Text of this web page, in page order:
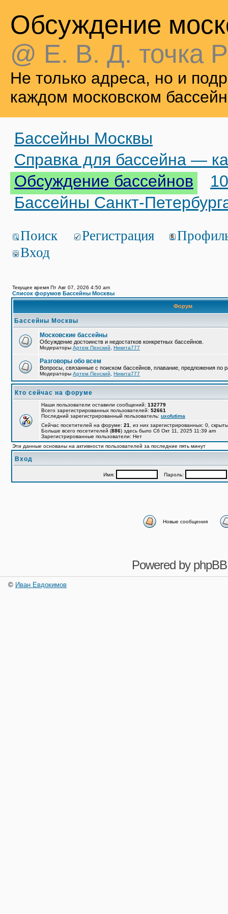
Обсуждение
@ Е. В. Д. точка
Не только адреса, но и
каждом московском
Бассейны Москвы
Справка для бассейна —
Обсуждение бассейнов
Бассейны Санкт-
Поиск Регистрация
Вход
Текущее время Пт Авг 07, 2026 4:50 am
Список форумов Бассейны Москвы
Форум
Бассейны Москвы
Московские бассейны
Обсуждение достоинств и недостатков конкретных бассейнов.
Модераторы Артем Пенский Никита777
Разговоры обо всем
Вопросы, связанные с поиском бассейнов, плавание, предложения по
Модераторы Артем Пенский Никита777
Кто сейчас на форуме
Наши пользователи оставили сообщений: 132779
Всего зарегистрированных пользователей: 52661
Последний зарегистрированный пользователь: uxofutima
Сейчас посетителей на форуме: 21
, из них зарегистрированных: 0,
Больше всего посетителей (886) здесь было Сб Окт 11, 2025 11:39 am
Зарегистрированные пользователи: Нет
Эти данные основаны на активности пользователей за последние пять минут
Вход
Имя: Пароль:
Новые сообщения
Powered by phpBB
© Иван Евдокимов